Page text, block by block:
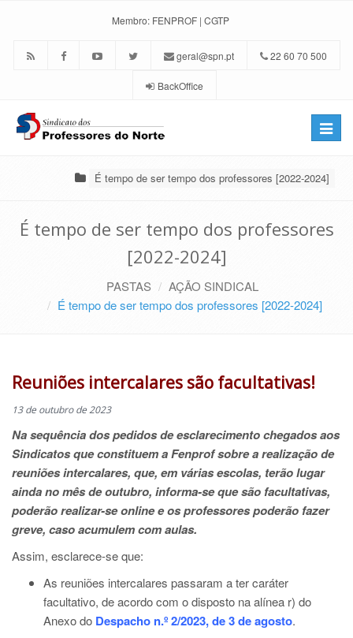
Membro: FENPROF | CGTP
geral@spn.pt 22 60 70 500
BackOffice
Toggle
É tempo de ser tempo dos professores [2022-2024]
É tempo de ser tempo dos professores
[2022-2024]
PASTAS
AÇÃO SINDICAL
É tempo de ser tempo dos professores [2022-2024]
Reuniões intercalares são facultativas!
13 de outubro de 2023
Na sequência dos pedidos de esclarecimento chegados aos
Sindicatos que constituem a Fenprof sobre a realização de
reuniões intercalares, que, em várias escolas, terão lugar
ainda no mês de outubro, informa-se que são facultativas,
poderão realizar-se online e os professores poderão fazer
greve, caso acumulem com aulas.
Assim, esclarece-se que:
As reuniões intercalares passaram a ter caráter
facultativo, de acordo com o disposto na alínea r) do
Anexo do Despacho n.º 2/2023, de 3 de agosto.